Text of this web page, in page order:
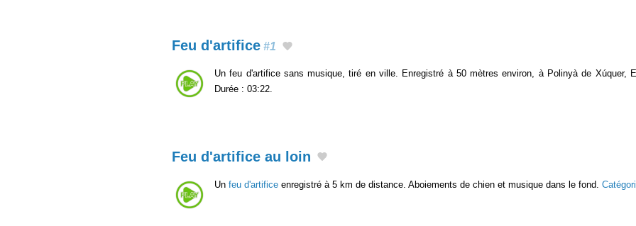
Feu d'artifice #1
Un feu d'artifice sans musique, tiré en ville. Enregistré à 50 mètres environ, à Polinyà de Xúquer,
Durée : 03:22.
Feu d'artifice au loin
Un feu d'artifice enregistré à 5 km de distance. Aboiements de chien et musique dans le fond.